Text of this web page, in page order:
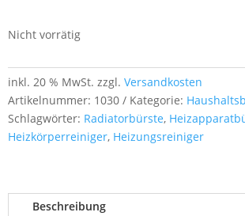
Nicht vorrätig
inkl. 20 % MwSt. zzgl. Versandkosten
Artikelnummer: 1030 Kategorie:
Schlagwörter: Radiatorbürste,
Heizkörperreiniger, Heizungsreiniger
Beschreibung